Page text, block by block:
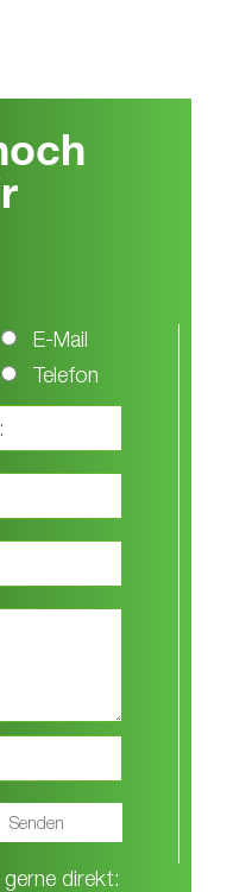
E-Mail
Telefon
direkt: